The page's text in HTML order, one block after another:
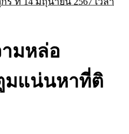
มหล่อ
มแน่นหาที่ติ